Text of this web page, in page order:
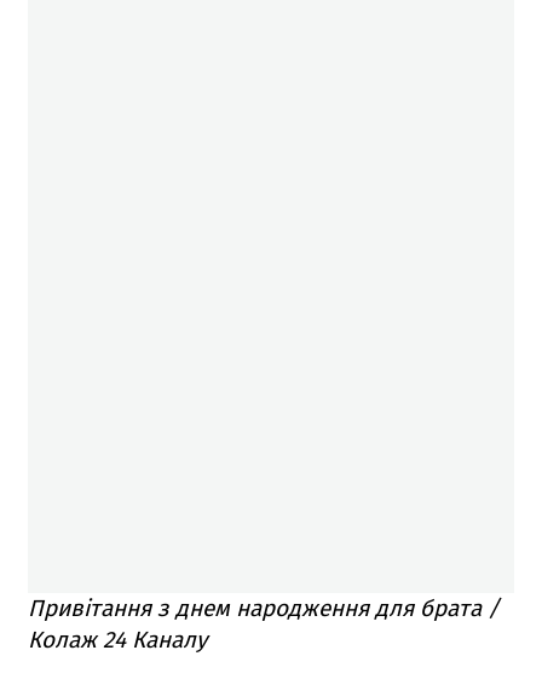
Привітання з днем народження для брата /
Колаж 24 Каналу